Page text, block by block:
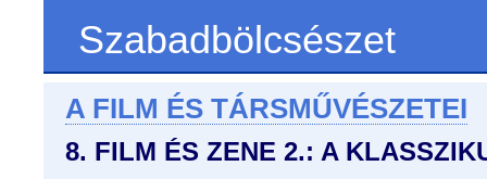
Szabadbölcsészet
A FILM ÉS TÁRSMŰVÉSZETEI
8. FILM ÉS ZENE 2.: A